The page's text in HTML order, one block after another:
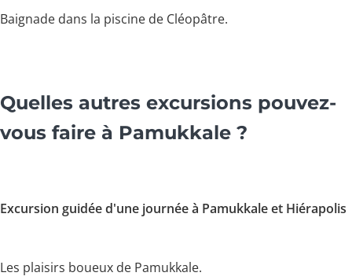
Baignade dans la piscine de Cléopâtre.
Quelles autres excursions pouvez-
vous faire à Pamukkale ?
Excursion guidée d'une journée à Pamukkale et Hiérapolis
Les plaisirs boueux de Pamukkale.